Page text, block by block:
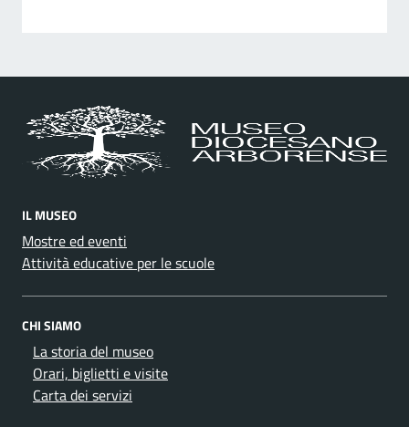
IL MUSEO
Mostre ed eventi
Attività educative per le scuole
CHI SIAMO
La storia del museo
Orari, biglietti e visite
Carta dei servizi